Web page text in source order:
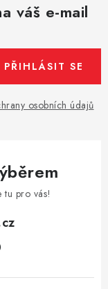
váš e-mail
osobních údajů
PŘIHLÁSIT SE
tu pro vás!